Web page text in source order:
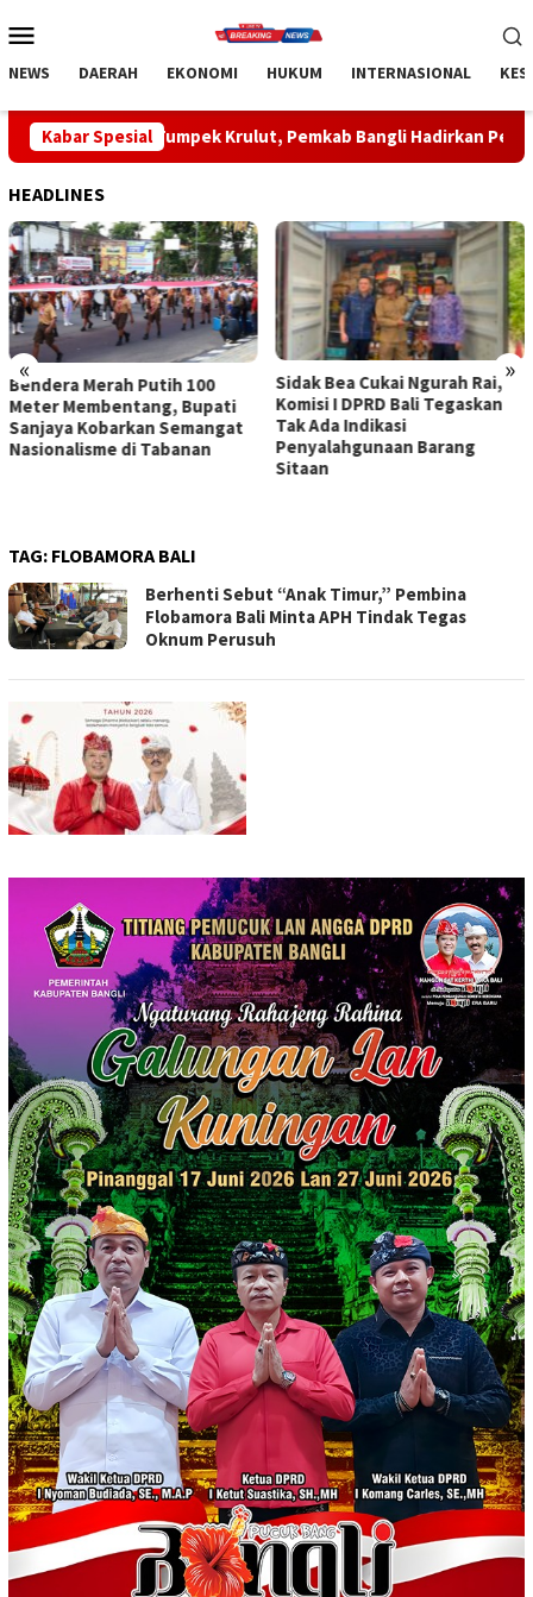
ke
Mobile
NEWS DAERAH EKONOMI HUKUM INTERNASIONAL
Kabar Spesial
Krulut, Pemkab Bangli Hadirkan Pengobatan Gratis di
HEADLINES
« »
Sidak Bea Cukai Ngurah Rai,
Komisi I DPRD Bali Tegaskan
Tak Ada Indikasi
Penyalahgunaan Barang
Rahina Tumpek Krulut,
Pemkab Bangli Hadirkan
Pengobatan Gratis di Empat
Kecamatan Wujudkan
Pelayanan Kesehatan
TAG: FLOBAMORA BALI
Berhenti Sebut “Anak Timur,” Pembina
Flobamora Bali Minta APH Tindak Tegas
Oknum Perusuh